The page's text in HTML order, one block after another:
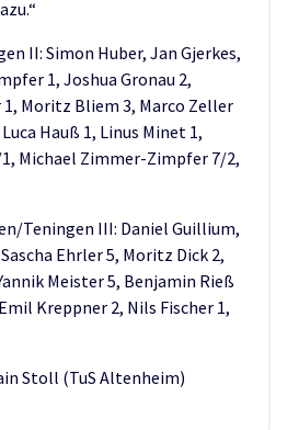
II: Simon Huber, Jan Gjerkes,
1, Joshua Gronau 2,
1, Moritz Bliem 3, Marco Zeller
Hauß 1, Linus Minet 1,
Michael Zimmer-Zimpfer 7/2,
Teningen III: Daniel Guillium,
Ehrler 5, Moritz Dick 2,
Meister 5, Benjamin Rieß
Kreppner 2, Nils Fischer 1,
Stoll (TuS Altenheim)